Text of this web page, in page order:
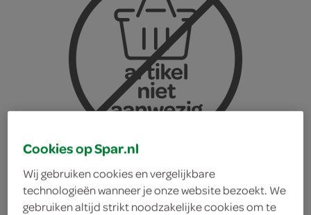
Cookies op Spar.nl
Wij gebruiken cookies en vergelijkbare
technologieën wanneer je onze website bezoekt. We
gebruiken altijd strikt noodzakelijke cookies om te